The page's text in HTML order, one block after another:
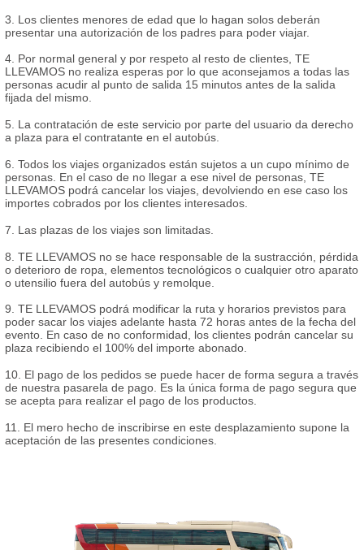
3. Los clientes menores de edad que lo hagan solos deberán
presentar una autorización de los padres para poder viajar.
4. Por normal general y por respeto al resto de clientes, TE
LLEVAMOS no realiza esperas por lo que aconsejamos a todas las
personas acudir al punto de salida 15 minutos antes de la salida
fijada del mismo.
5. La contratación de este servicio por parte del usuario da derecho
a plaza para el contratante en el autobús.
6. Todos los viajes organizados están sujetos a un cupo mínimo de
personas. En el caso de no llegar a ese nivel de personas, TE
LLEVAMOS podrá cancelar los viajes, devolviendo en ese caso los
importes cobrados por los clientes interesados.
7. Las plazas de los viajes son limitadas.
8. TE LLEVAMOS no se hace responsable de la sustracción, pérdida
o deterioro de ropa, elementos tecnológicos o cualquier otro aparato
o utensilio fuera del autobús y remolque.
9. TE LLEVAMOS podrá modificar la ruta y horarios previstos para
poder sacar los viajes adelante hasta 72 horas antes de la fecha del
evento. En caso de no conformidad, los clientes podrán cancelar su
plaza recibiendo el 100% del importe abonado.
10. El pago de los pedidos se puede hacer de forma segura a través
de nuestra pasarela de pago. Es la única forma de pago segura que
se acepta para realizar el pago de los productos.
11. El mero hecho de inscribirse en este desplazamiento supone la
aceptación de las presentes condiciones.